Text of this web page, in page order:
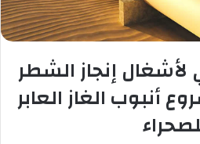
إنجاز الشطر
أنبوب الغاز العابر